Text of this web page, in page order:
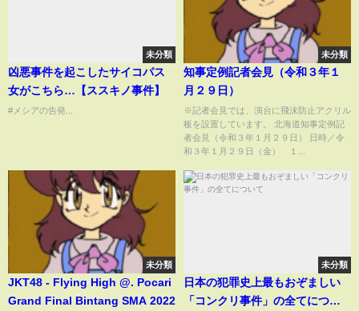
未分類
凶悪事件を起こしたサイコパス
女がこちら…【ススキノ事件】
#メシアの告発...
未分類
知事定例記者会見（令和３年１
月２９日）
※記者会見では、演台に飛沫防止アクリル
板を設置しています。 北海道知事定例記
者会見（令和３年１月２９日） 日時／令
和３年１月２９日（金） １...
未分類
JKT48 - Flying High @. Pocari
Grand Final Bintang SMA 2022
未分類
日本の犯罪史上最もおぞましい
「コンクリ事件」の全てについ